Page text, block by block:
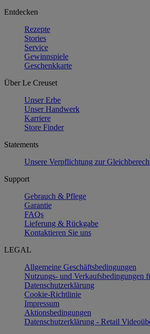
Entdecken
Rezepte
Stories
Service
Gewinnspiele
Geschenkkarte
Über Le Creuset
Unser Erbe
Unser Handwerk
Karriere
Store Finder
Statements
Unsere Verpflichtung zur
Support
Gebrauch & Pflege
Garantie
FAQs
Lieferung & Rückgabe
Kontaktieren Sie uns
LEGAL
Allgemeine Geschäftsbedingungen
Nutzungs- und Verkaufsbedingungen
Datenschutzerklärung
Cookie-Richtlinie
Impressum
Aktionsbedingungen
Datenschutzerklärung - Retail